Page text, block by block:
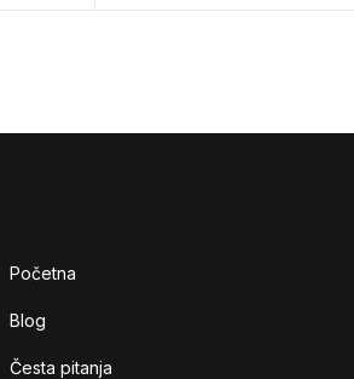
Početna
Blog
Česta pitanja